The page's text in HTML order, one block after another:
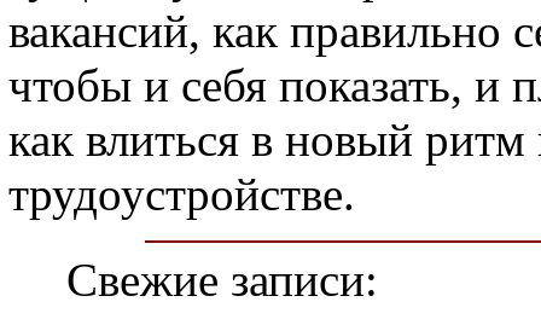
вакансий, как правильно
чтобы и себя показать, и
как влиться в новый ритм
трудоустройстве.
Свежие записи: